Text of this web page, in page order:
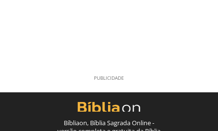
Bíbliaon, Bíblia Sagrada Online -